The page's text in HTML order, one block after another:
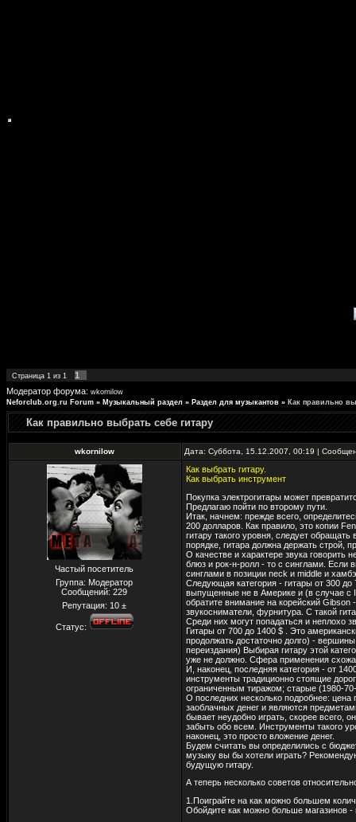
Страница 1 из 1
1
Модератор форума: wkornilow
Neforclub.org.ru Forum » Музыкальный раздел » Раздел для музыкантов » Как правильно
Как правильно выбрать себе гитару
wkornilow Дата: Суббота, 15.12.2007, 00:19 |
Частый посетитель
Группа: Модератор
Сообщений:229
Репутация: 10 ±
Статус:
Как выбрать гитару.
Как выбрать инструмент
Покупка электрогитары может
Предлагаю пойти по второму пути.
Итак, начнем: прежде всего,
200 долларов. Как правило, это копии
гитару такого уровня, следует
порядке, гитара должна держать строй,
О качестве и характере звука говорить
блюз и рок-н-ролл - то с синглами. Если
синглами в позиции neck и middle и
Следующая категория - гитары от 300
выпущенные не в Америке и (в случае с
обратите внимание на корейский Gibson
звукосниматели, фурнитура. С такой
Среди них могут попадаться и неплохо
Гитары от 700 до 1400 $ . Это
продолжать достаточно долго) -
переиздания) Выбирая гитару этой
уже не должно. Сфера применения
И, наконец, последняя категория - от
инструменты традиционно стоящие
ограниченным тиражом; старые (1980-
О последних несколько подробнее: цена
заоблачных денег и являются
бывает неудобно играть, скорее всего,
забыть обо всем. Инструменты такого
наконец, это просто вложение денег.
Будем считать вы определились с
музыку вы бы хотели играть?
будущую гитару.
А теперь несколько советов
1.Поиграйте на как можно большем
Обойдите как можно больше магазинов